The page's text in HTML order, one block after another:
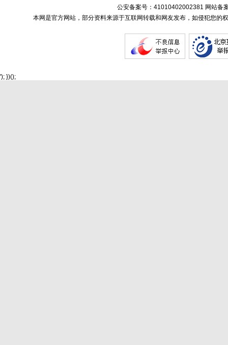
公安备案号：41010402002381 网站备
本网是官方网站，部分资料来源于互联网转载和网友发布，如侵犯您的
'); })();